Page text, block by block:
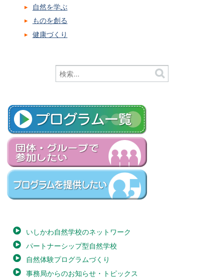
自然を学ぶ
ものを創る
健康づくり
いしかわ自然学校のネットワーク
パートナーシップ型自然学校
自然体験プログラムづくり
事務局からのお知らせ・トピックス